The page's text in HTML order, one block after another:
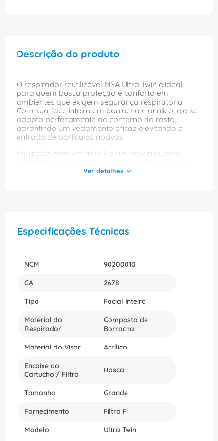
Descrição do produto
O respirador reutilizável MSA Ultra Twin é ideal
para quem busca proteção e conforto em
ambientes que exigem segurança respiratória.
Com sua face inteira em borracha e acrílico, ele se
adapta perfeitamente ao contorno do rosto,
garantindo um vedamento eficaz e evitando a
entrada de partículas nocivas.
Equipado com um filtro F e um nosecup, esse
mais agradável, minimizando a sensação de
Especificações Técnicas
NCM 90200010
CA 2678
Tipo Facial Inteira
Material do
Respirador
Composto de
Borracha
Material do Visor Acrílico
Encaixe do
Cartucho / Filtro
Rosca
Tamanho Grande
Fornecimento Filtro F
Modelo Ultra Twin